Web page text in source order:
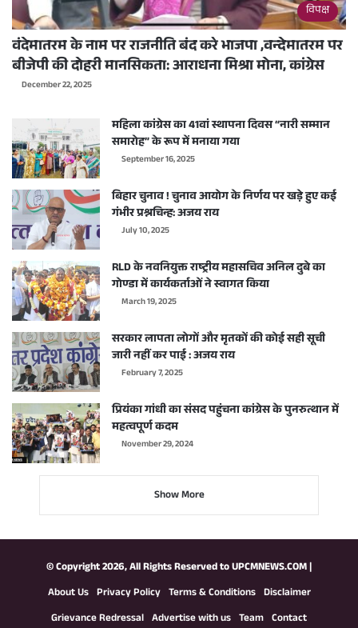
विपक्ष
वंदेमातरम के नाम पर राजनीति बंद करे भाजपा ,वन्देमातरम पर
बीजेपी की दोहरी मानसिकता: आराधना मिश्रा मोना, कांग्रेस
December 22, 2025
महिला कांग्रेस का 41वां स्थापना दिवस “नारी सम्मान
समारोह” के रूप में मनाया गया
September 16, 2025
बिहार चुनाव ! चुनाव आयोग के निर्णय पर खड़े हुए कई
गंभीर प्रश्नचिन्ह: अजय राय
July 10, 2025
RLD के नवनियुक्त राष्ट्रीय महासचिव अनिल दुबे का
गोण्डा में कार्यकर्ताओं ने स्वागत किया
March 19, 2025
सरकार लापता लोगों और मृतकों की कोई सही सूची
जारी नहीं कर पाई : अजय राय
February 7, 2025
प्रियंका गांधी का संसद पहुंचना कांग्रेस के पुनरुत्थान में
महत्वपूर्ण कदम
November 29, 2024
Show More
© Copyright 2026, All Rights Reserved toUPCMNEWS.COM|
About Us Privacy Policy Terms & Conditions Disclaimer
Grievance Redressal Advertise with us Team Contact